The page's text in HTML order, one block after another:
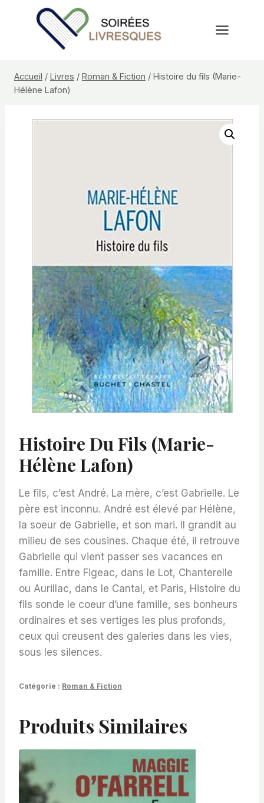
Accueil / Livres / Roman & Fiction / Histoire du fils (Marie-
Hélène Lafon)
Histoire Du Fils (Marie-
Hélène Lafon)
Le fils, c’est André. La mère, c’est Gabrielle. Le
père est inconnu. André est élevé par Hélène,
la soeur de Gabrielle, et son mari. Il grandit au
milieu de ses cousines. Chaque été, il retrouve
Gabrielle qui vient passer ses vacances en
famille. Entre Figeac, dans le Lot, Chanterelle
ou Aurillac, dans le Cantal, et Paris, Histoire du
fils sonde le coeur d’une famille, ses bonheurs
ordinaires et ses vertiges les plus profonds,
ceux qui creusent des galeries dans les vies,
sous les silences.
Catégorie : Roman & Fiction
Produits Similaires